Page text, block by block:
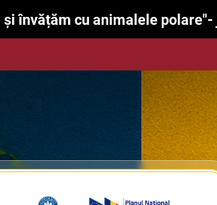
Cecilia- "Ne jucăm și învățăm cu animalele